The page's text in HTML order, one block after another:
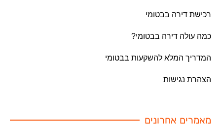
רכישת דירה בבטומי
כמה עולה דירה בבטומי?
המדריך המלא להשקעות בבטומי
הצהרת נגישות
מאמרים אחרונים